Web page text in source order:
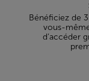
Bénéficiez de
vous-
d’accéder